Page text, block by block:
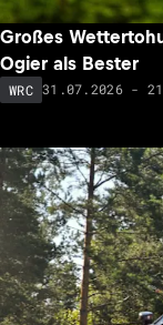
Großes
Ogier als Bester
WRC 31.07.2026 -